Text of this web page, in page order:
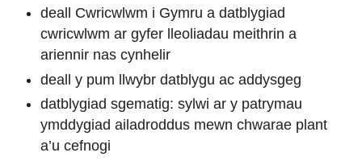
deall Cwricwlwm i Gymru a datblygiad
cwricwlwm ar gyfer lleoliadau meithrin a
ariennir nas cynhelir
deall y pum llwybr datblygu ac addysgeg
datblygiad sgematig: sylwi ar y patrymau
ymddygiad ailadroddus mewn chwarae plant
a’u cefnogi